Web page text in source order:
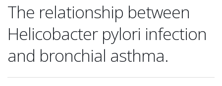
The relationship between
Helicobacter pylori infection
and bronchial asthma.